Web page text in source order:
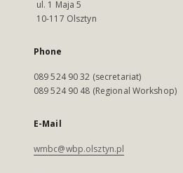
ul. 1 Maja 5
10-117 Olsztyn
Phone
089 524 90 32 (secretariat)
089 524 90 48 (Regional Workshop)
E-Mail
wmbc@wbp.olsztyn.pl